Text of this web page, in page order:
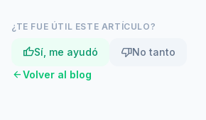
¿TE FUE ÚTIL ESTE ARTÍCULO?
thumb_upSí, me ayudó thumb_downNo tanto
arrow_backVolver al blog